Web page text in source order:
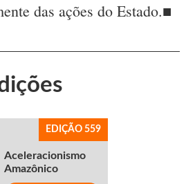
das ações do Estado.■
EDIÇÃO 559
Aceleracionismo
Amazônico